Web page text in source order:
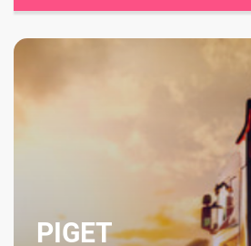
PIGET